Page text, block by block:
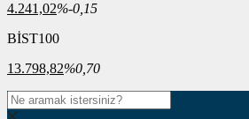
4.241,02%-0,15
BİST100
13.798,82%0,70